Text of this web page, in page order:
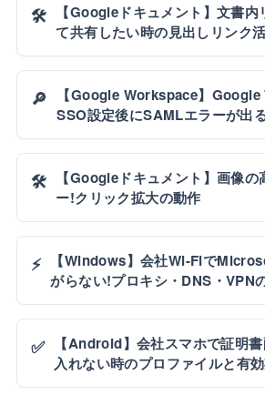
🛠️
【Googleドキュメント】文書
て共有したい時の見出しリンク
🔎
【Google Workspace】
SSO設定後にSAMLエラーが出
🛠️
【Googleドキュメント】画像
ー!クリック拡大の動作
⚡
【Windows】会社Wi-Fiで
がらない!プロキシ・DNS・VPN
✅
【Android】会社スマホで証明
入れない時のプロファイルと有